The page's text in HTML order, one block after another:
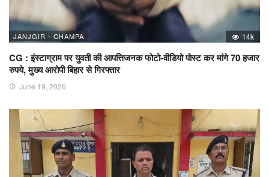
JANJGIR - CHAMPA 14k
CG : इंस्टाग्राम पर युवती की आपत्तिजनक फोटो-वीडियो पोस्ट कर मांगे 70 हजार
रुपये, मुख्य आरोपी बिहार से गिरफ्तार
June 19, 2026